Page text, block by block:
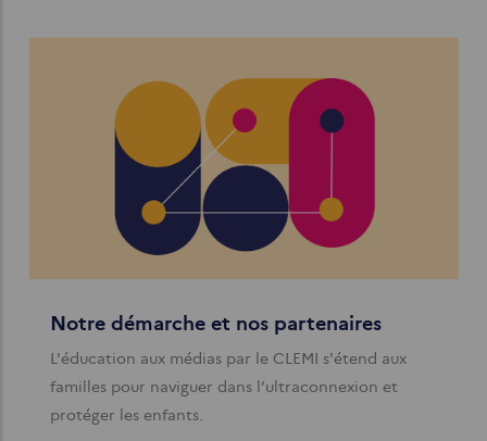
Notre démarche et nos partenaires
L'éducation aux médias par le CLEMI s'étend aux
familles pour naviguer dans l’ultraconnexion et
protéger les enfants.